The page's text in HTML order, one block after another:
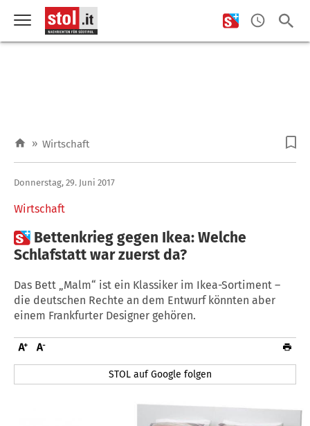
» Wirtschaft
Wirtschaft
Donnerstag, 29. Juni 2017
 Bettenkrieg gegen Ikea: Welche
Schlafstatt war zuerst da?
Das Bett „Malm“ ist ein Klassiker im Ikea-Sortiment –
die deutschen Rechte an dem Entwurf könnten aber
einem Frankfurter Designer gehören.
STOL auf Google folgen